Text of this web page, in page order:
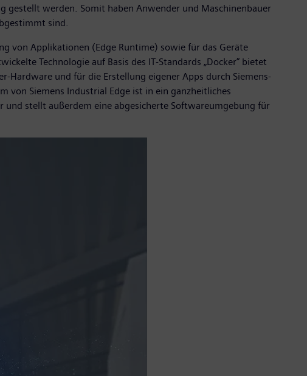
gestellt werden. Somit haben Anwender und Maschinenbauer
sind.
von Applikationen (Edge Runtime) sowie für das Geräte
Technologie auf Basis des IT-Standards „Docker“ bietet
und für die Erstellung eigener Apps durch Siemens-
von Siemens Industrial Edge ist in ein ganzheitliches
stellt außerdem eine abgesicherte Softwareumgebung für